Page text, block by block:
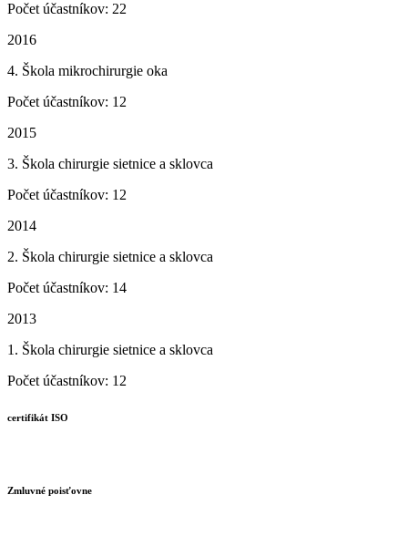
Počet účastníkov: 22
2016
4. Škola mikrochirurgie oka
Počet účastníkov: 12
2015
3. Škola chirurgie sietnice a sklovca
Počet účastníkov: 12
2014
2. Škola chirurgie sietnice a sklovca
Počet účastníkov: 14
2013
1. Škola chirurgie sietnice a sklovca
Počet účastníkov: 12
certifikát ISO
Zmluvné poisťovne